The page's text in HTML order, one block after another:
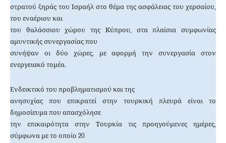
στρατού ξηράς του Ισραήλ στο θέμα της ασφάλειας του χερσαίου,
του εναέριου και
του θαλάσσιου χώρου της Κύπρου, στα πλαίσια συμφωνίας
αμυντικής συνεργασίας που
συνήψαν οι δύο χώρες, με αφορμή την συνεργασία στον
ενεργειακό τομέα.
Ενδεικτικό του προβληματισμού και της
ανησυχίας που επικρατεί στην τουρκική πλευρά είναι το
δημοσίευμα που απασχόλησε
την επικαιρότητα στην Τουρκία τις προηγούμενες ημέρες,
σύμφωνα με το οποίο 20